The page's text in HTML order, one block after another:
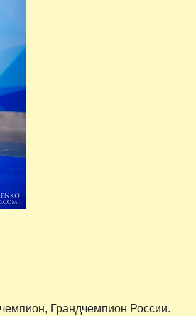
Грандчемпион России.